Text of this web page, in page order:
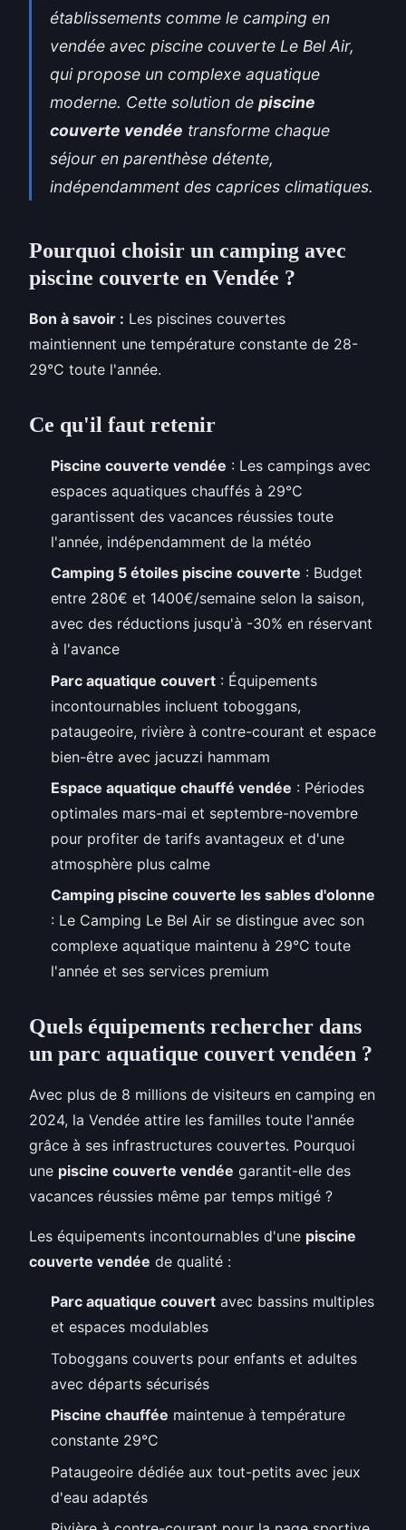
établissements comme le camping en
vendée avec piscine couverte Le Bel Air,
qui propose un complexe aquatique
moderne. Cette solution de piscine
couverte vendée transforme chaque
séjour en parenthèse détente,
indépendamment des caprices climatiques.
Pourquoi choisir un camping avec
piscine couverte en Vendée ?
Bon à savoir : Les piscines couvertes
maintiennent une température constante de 28-
29°C toute l'année.
Ce qu'il faut retenir
Piscine couverte vendée : Les campings avec
espaces aquatiques chauffés à 29°C
garantissent des vacances réussies toute
l'année, indépendamment de la météo
Camping 5 étoiles piscine couverte : Budget
entre 280€ et 1400€/semaine selon la saison,
avec des réductions jusqu'à -30% en réservant
à l'avance
Parc aquatique couvert : Équipements
incontournables incluent toboggans,
pataugeoire, rivière à contre-courant et espace
bien-être avec jacuzzi hammam
Espace aquatique chauffé vendée : Périodes
optimales mars-mai et septembre-novembre
pour profiter de tarifs avantageux et d'une
atmosphère plus calme
Camping piscine couverte les sables d'olonne
: Le Camping Le Bel Air se distingue avec son
complexe aquatique maintenu à 29°C toute
l'année et ses services premium
Quels équipements rechercher dans
un parc aquatique couvert vendéen ?
Avec plus de 8 millions de visiteurs en camping en
2024, la Vendée attire les familles toute l'année
grâce à ses infrastructures couvertes. Pourquoi
une piscine couverte vendée garantit-elle des
vacances réussies même par temps mitigé ?
Les équipements incontournables d'une piscine
couverte vendée de qualité :
Parc aquatique couvert avec bassins multiples
et espaces modulables
Toboggans couverts pour enfants et adultes
avec départs sécurisés
Piscine chauffée maintenue à température
constante 29°C
Pataugeoire dédiée aux tout-petits avec jeux
d'eau adaptés